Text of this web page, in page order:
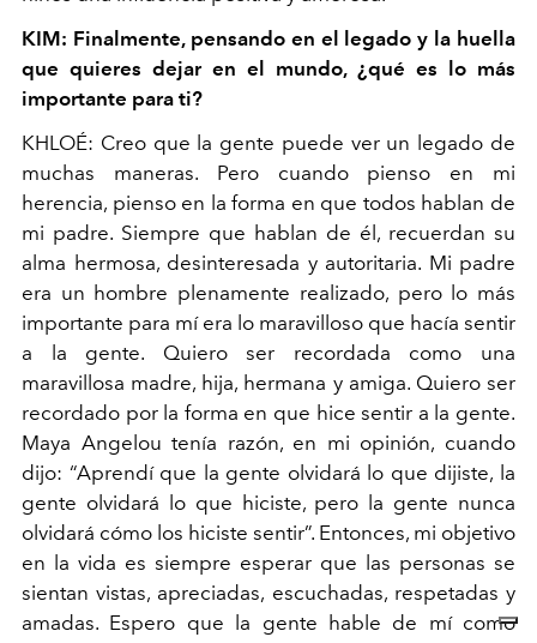
KIM: Finalmente, pensando en el legado y la huella
que quieres dejar en el mundo, ¿qué es lo más
importante para ti?
KHLOÉ: Creo que la gente puede ver un legado de
muchas maneras. Pero cuando pienso en mi
herencia, pienso en la forma en que todos hablan de
mi padre. Siempre que hablan de él, recuerdan su
alma hermosa, desinteresada y autoritaria. Mi padre
era un hombre plenamente realizado, pero lo más
importante para mí era lo maravilloso que hacía sentir
a la gente. Quiero ser recordada como una
maravillosa madre, hija, hermana y amiga. Quiero ser
recordado por la forma en que hice sentir a la gente.
Maya Angelou tenía razón, en mi opinión, cuando
dijo: “Aprendí que la gente olvidará lo que dijiste, la
gente olvidará lo que hiciste, pero la gente nunca
olvidará cómo los hiciste sentir”. Entonces, mi objetivo
en la vida es siempre esperar que las personas se
sientan vistas, apreciadas, escuchadas, respetadas y
amadas. Espero que la gente hable de mí como